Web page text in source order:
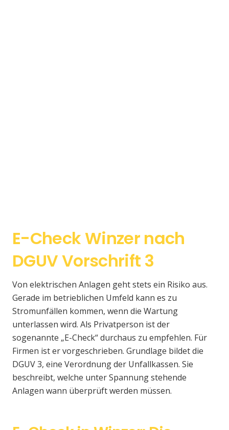
E-Check Winzer nach
DGUV Vorschrift 3
Von elektrischen Anlagen geht stets ein Risiko aus.
Gerade im betrieblichen Umfeld kann es zu
Stromunfällen kommen, wenn die Wartung
unterlassen wird. Als Privatperson ist der
sogenannte „E-Check“ durchaus zu empfehlen. Für
Firmen ist er vorgeschrieben. Grundlage bildet die
DGUV 3, eine Verordnung der Unfallkassen. Sie
beschreibt, welche unter Spannung stehende
Anlagen wann überprüft werden müssen.